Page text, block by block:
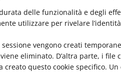
delle funzionalità e degli
utilizzare per rivelare
vengono creati
eliminato. D’altra parte, i file
questo cookie specifico.